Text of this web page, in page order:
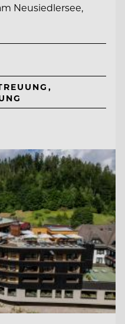
Neusiedlersee,